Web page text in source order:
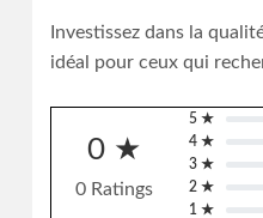
Investissez dans la
idéal pour ceux qui
0 ★
0 Ratings
5 ★
4 ★
3 ★
2 ★
1 ★